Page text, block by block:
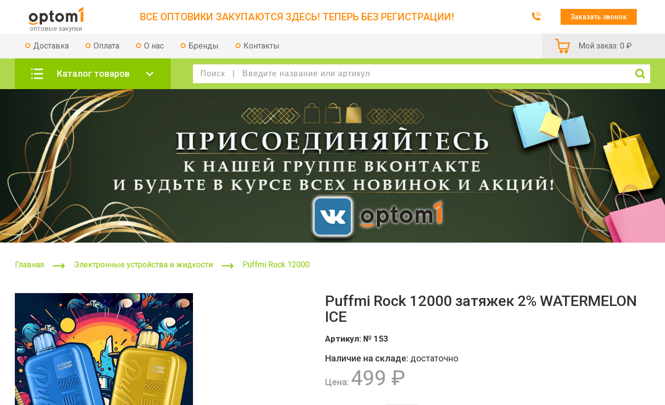
ВСЕ ОПТОВИКИ ЗАКУПАЮТСЯ ЗДЕСЬ! ТЕПЕРЬ БЕЗ РЕГИСТРАЦИИ! Заказать звонок
Доставка Оплата О нас Бренды Контакты Мой заказ: 0 ₽
Каталог товаров
Главная Электронные устройства и жидкости Puffmi Rock 12000
Puffmi Rock 12000 затяжек 2% WATERMELON
ICE
Артикул: № 153
Наличие на складе: достаточно
Цена: 499 ₽